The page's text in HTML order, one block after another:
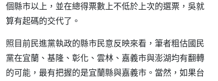
個縣市以上，並在總得票數上不低於上次的選票，吳就
算有起碼的交代了。
照目前民進黨執政的縣市民意反映來看，筆者粗估國民
黨在宜蘭、基隆、彰化、雲林、嘉義市與澎湖均有翻轉
的可能，最有把握的是宜蘭縣與嘉義市。當然，如果台